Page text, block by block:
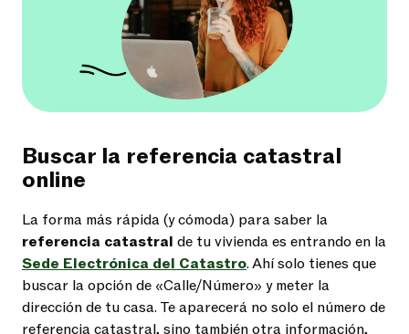
Buscar la referencia catastral
online
La forma más rápida (y cómoda) para saber la
referencia catastral de tu vivienda es entrando en la
Sede Electrónica del Catastro. Ahí solo tienes que
buscar la opción de «Calle/Número» y meter la
dirección de tu casa. Te aparecerá no solo el número de
referencia catastral, sino también otra información,